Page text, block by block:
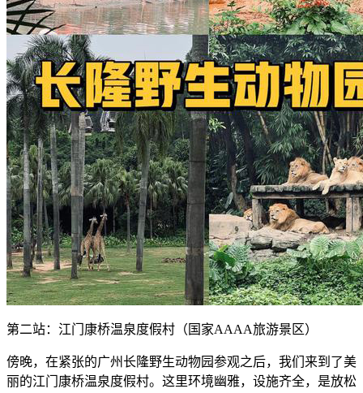
第二站：江门康桥温泉度假村（国家AAAA旅游景区）
傍晚，在紧张的广州长隆野生动物园参观之后，我们来到了美
丽的江门康桥温泉度假村。这里环境幽雅，设施齐全，是放松